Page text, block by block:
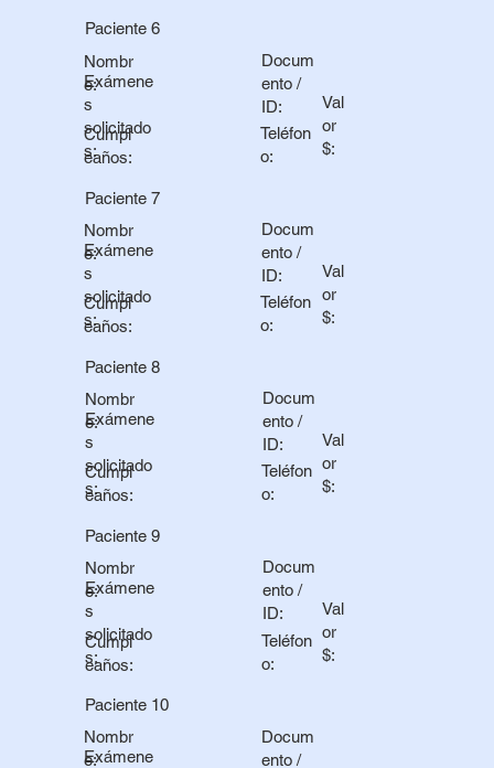
Paciente 6
Nombr
e:
Docum
ento /
ID:
Cumpl
eaños:
Teléfon
o:
Exámene
s
solicitado
s:
Val
or
$:
Paciente 7
Nombr
e:
Docum
ento /
ID:
Cumpl
eaños:
Teléfon
o:
Exámene
s
solicitado
s:
Val
or
$:
Paciente 8
Nombr
e:
Docum
ento /
ID:
Cumpl
eaños:
Teléfon
o:
Exámene
s
solicitado
s:
Val
or
$:
Paciente 9
Nombr
e:
Docum
ento /
ID:
Cumpl
eaños:
Teléfon
o:
Exámene
s
solicitado
s:
Val
or
$:
Paciente 10
Nombr
e:
Docum
ento /
Exámene